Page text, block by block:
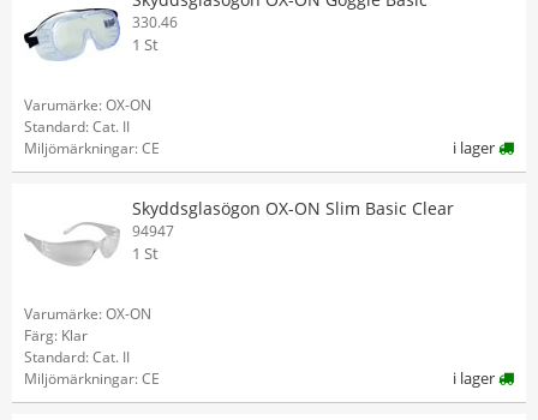
330.46
1 St
Varumärke: OX-ON
Standard: Cat. II
Miljömärkningar: CE
i lager
Skyddsglasögon OX-ON Slim Basic Clear
94947
1 St
Varumärke: OX-ON
Färg: Klar
Standard: Cat. II
Miljömärkningar: CE
i lager